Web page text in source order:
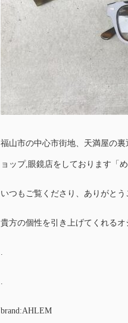
福山市の中心市街地、天満屋の
ョップ,眼鏡店をしております「
いつもご覧くださり、ありがとう
貴方の個性を引き上げてくれる
.
.
brand:AHLEM